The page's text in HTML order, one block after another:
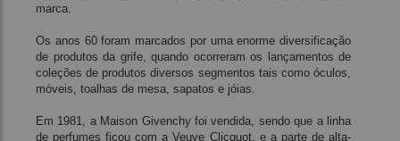
marca.
Os anos 60 foram marcados por uma enorme diversificação
de produtos da grife, quando ocorreram os lançamentos de
coleções de produtos diversos segmentos tais como óculos,
móveis, toalhas de mesa, sapatos e jóias.
Em 1981, a Maison Givenchy foi vendida, sendo que a linha
de perfumes ficou com a Veuve Clicquot, e a parte de alta-